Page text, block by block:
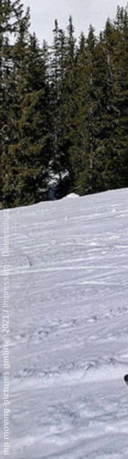
mp moving-pictures gmbh © 2021
/
Impressum
-
Datenschutz